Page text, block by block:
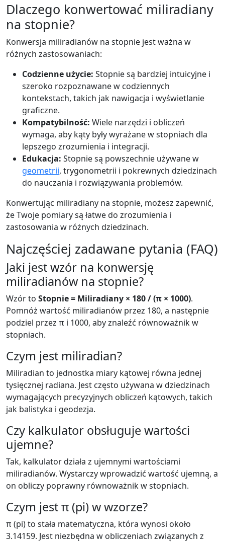
Dlaczego konwertować miliradiany
na stopnie?
Konwersja miliradianów na stopnie jest ważna w
różnych zastosowaniach:
Codzienne użycie: Stopnie są bardziej intuicyjne i
szeroko rozpoznawane w codziennych
kontekstach, takich jak nawigacja i wyświetlanie
graficzne.
Kompatybilność: Wiele narzędzi i obliczeń
wymaga, aby kąty były wyrażane w stopniach dla
lepszego zrozumienia i integracji.
Edukacja: Stopnie są powszechnie używane w
geometrii, trygonometrii i pokrewnych dziedzinach
do nauczania i rozwiązywania problemów.
Konwertując miliradiany na stopnie, możesz zapewnić,
że Twoje pomiary są łatwe do zrozumienia i
zastosowania w różnych dziedzinach.
Najczęściej zadawane pytania (FAQ)
Jaki jest wzór na konwersję
miliradianów na stopnie?
Wzór to Stopnie = Miliradiany × 180 / (π × 1000).
Pomnóż wartość miliradianów przez 180, a następnie
podziel przez π i 1000, aby znaleźć równoważnik w
stopniach.
Czym jest miliradian?
Miliradian to jednostka miary kątowej równa jednej
tysięcznej radiana. Jest często używana w dziedzinach
wymagających precyzyjnych obliczeń kątowych, takich
jak balistyka i geodezja.
Czy kalkulator obsługuje wartości
ujemne?
Tak, kalkulator działa z ujemnymi wartościami
miliradianów. Wystarczy wprowadzić wartość ujemną, a
on obliczy poprawny równoważnik w stopniach.
Czym jest π (pi) w wzorze?
π (pi) to stała matematyczna, która wynosi około
3.14159. Jest niezbędna w obliczeniach związanych z